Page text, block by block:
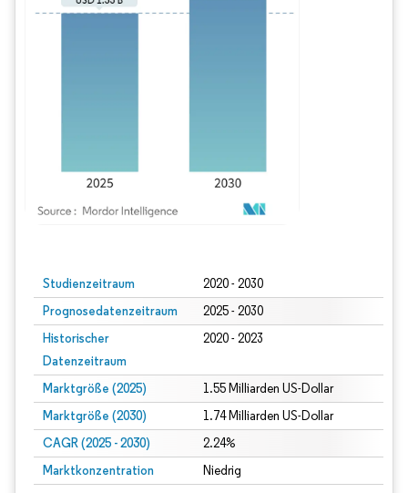
Studienzeitraum 2020 - 2030
Prognosedatenzeitraum 2025 - 2030
Historischer
Datenzeitraum
2020 - 2023
Marktgröße (2025) 1.55 Milliarden US-Dollar
Marktgröße (2030) 1.74 Milliarden US-Dollar
CAGR (2025 - 2030) 2.24%
Marktkonzentration Niedrig